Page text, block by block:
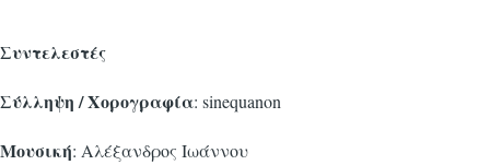
Συντελεστές
Σύλληψη / Χορογραφία: sinequanon
Μουσική: Αλέξανδρος Ιωάννου